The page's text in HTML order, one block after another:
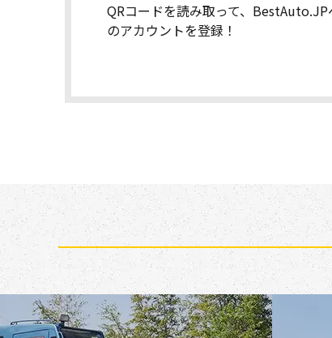
QRコードを読み取って、BestAuto.JP
のアカウントを登録！